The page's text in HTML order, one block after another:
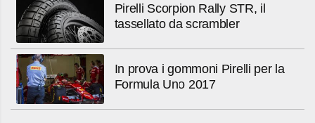
Pirelli Scorpion Rally STR, il
tassellato da scrambler
In prova i gommoni Pirelli per la
Formula Uno 2017